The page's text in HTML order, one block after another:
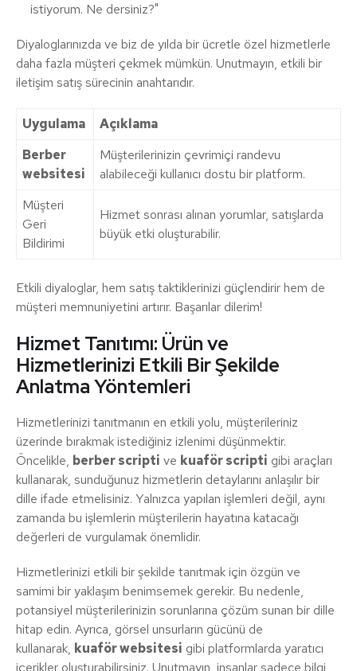
istiyorum. Ne dersiniz?"
Diyaloglarınızda ve biz de yılda bir ücretle özel hizmetlerle
daha fazla müşteri çekmek mümkün. Unutmayın, etkili bir
iletişim satış sürecinin anahtarıdır.
Uygulama
Açıklama
Berber
websitesi
Müşterilerinizin çevrimiçi randevu
alabileceği kullanıcı dostu bir platform.
Müşteri
Geri
Bildirimi
Hizmet sonrası alınan yorumlar, satışlarda
büyük etki oluşturabilir.
Etkili diyaloglar, hem satış taktiklerinizi güçlendirir hem de
müşteri memnuniyetini artırır. Başarılar dilerim!
Hizmet Tanıtımı: Ürün ve
Hizmetlerinizi Etkili Bir Şekilde
Anlatma Yöntemleri
Hizmetlerinizi tanıtmanın en etkili yolu, müşterileriniz
üzerinde bırakmak istediğiniz izlenimi düşünmektir.
Öncelikle, berber scripti ve kuaför scripti gibi araçları
kullanarak, sunduğunuz hizmetlerin detaylarını anlaşılır bir
dille ifade etmelisiniz. Yalnızca yapılan işlemleri değil, aynı
zamanda bu işlemlerin müşterilerin hayatına katacağı
değerleri de vurgulamak önemlidir.
Hizmetlerinizi etkili bir şekilde tanıtmak için özgün ve
samimi bir yaklaşım benimsemek gerekir. Bu nedenle,
potansiyel müşterilerinizin sorunlarına çözüm sunan bir dille
hitap edin. Ayrıca, görsel unsurların gücünü de
kullanarak, kuaför websitesi gibi platformlarda yaratıcı
içerikler oluşturabilirsiniz. Unutmayın, insanlar sadece bilgi